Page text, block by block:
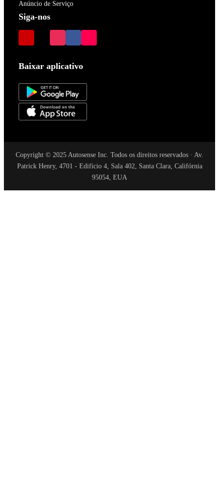
Anúncio de Serviço
Siga-nos
Baixar aplicativo
Copyright © 2025 Autosense Inc. Todos os direitos reservados · Av.
Patrick Henry, 4701 - Edifício 4, Sala 402, Santa Clara, Califórnia
95054, EUA